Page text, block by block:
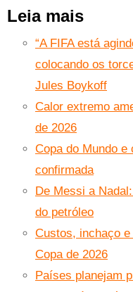
Leia mais
“A FIFA está
colocando os
Jules Boykoff
Calor extremo
de 2026
Copa do Mundo
confirmada
De Messi a Nadal:
do petróleo
Custos, inchaço
Copa de 2026
Países planejam